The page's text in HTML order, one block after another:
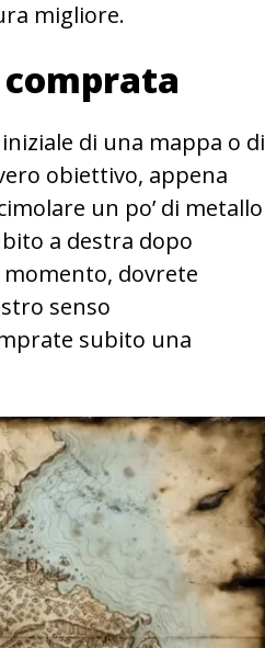
migliore.
comprata
di una mappa o di
obiettivo, appena
un po’ di metallo
a destra dopo
momento, dovrete
senso
subito una